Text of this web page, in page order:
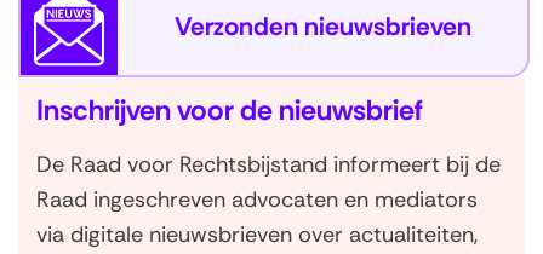
u
l
t
a
t
e
n
Verzonden nieuwsbrieven
Inschrijven voor de nieuwsbrief
De Raad voor Rechtsbijstand informeert bij de
Raad ingeschreven advocaten en mediators
via digitale nieuwsbrieven over actualiteiten,